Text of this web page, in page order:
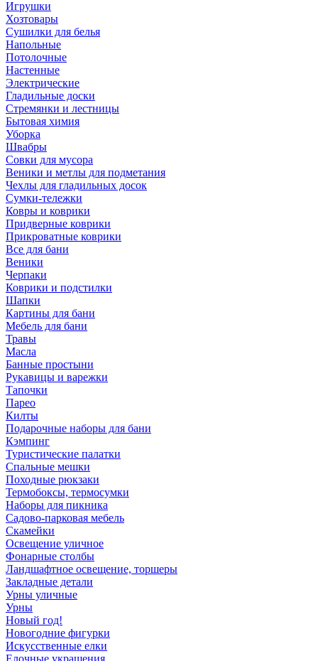
Игрушки
Хозтовары
Сушилки для белья
Напольные
Потолочные
Настенные
Электрические
Гладильные доски
Стремянки и лестницы
Бытовая химия
Уборка
Швабры
Совки для мусора
Веники и метлы для подметания
Чехлы для гладильных досок
Сумки-тележки
Ковры и коврики
Придверные коврики
Прикроватные коврики
Все для бани
Веники
Черпаки
Коврики и подстилки
Шапки
Картины для бани
Мебель для бани
Травы
Масла
Банные простыни
Рукавицы и варежки
Тапочки
Парео
Килты
Подарочные наборы для бани
Кэмпинг
Туристические палатки
Спальные мешки
Походные рюкзаки
Термобоксы, термосумки
Наборы для пикника
Садово-парковая мебель
Скамейки
Освещение уличное
Фонарные столбы
Ландшафтное освещение, торшеры
Закладные детали
Урны уличные
Урны
Новый год!
Новогодние фигурки
Искусственные елки
Елочные украшения